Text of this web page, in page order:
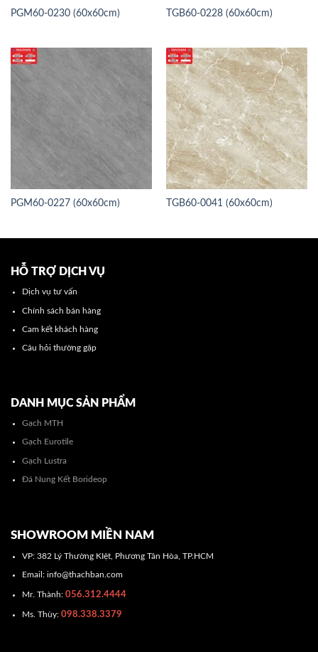
PGM60-0230 (60x60cm) TGB60-0228 (60x60cm)
PGM60-0227 (60x60cm) TGB60-0041 (60x60cm)
HỖ TRỢ DỊCH VỤ
Dịch vụ tư vấn
Chính sách bán hàng
Cam kết khách hàng
Câu hỏi thường gặp
DANH MỤC SẢN PHẨM
Gạch MTH
Gạch Eurotile
Gạch Lustra
Đá Nung Kết Borideop
SHOWROOM MIỀN NAM
VP: 382 Lý Thường KIệt, Phương Tân Hòa, TP.HCM
Email: info@thachban.com
Mr. Thành:056.312.4444
Ms. Thùy: 098.338.3379